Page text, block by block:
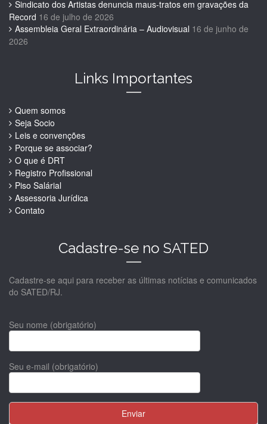
Sindicato dos Artistas denuncia maus-tratos em gravações da
Record 16 de julho de 2026
Assembleia Geral Extraordinária – Audiovisual 16 de junho de
2026
Links Importantes
Quem somos
Seja Socio
Leis e convenções
Porque se associar?
O que é DRT
Registro Profissional
Piso Salárial
Assessoria Jurídica
Contato
Cadastre-se no SATED
Cadastre-se aqui para receber as últimas notícias e comunicados
do SATED/RJ.
Seu nome (obrigatório)
Seu e-mail (obrigatório)